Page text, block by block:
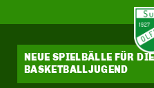
NEUE SPIELBÄLLE FÜR DIE
BASKETBALLJUGEND